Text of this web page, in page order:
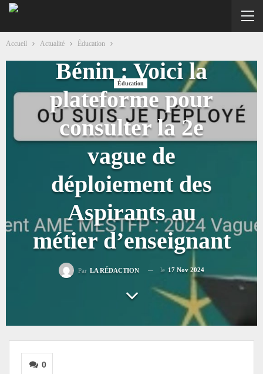
Accueil Actualité Éducation
Éducation
secondaire au
Bénin : Voici la
plateforme pour
consulter la 2e
vague de
déploiement des
Aspirants au
métier d’enseignant
Par LA RÉDACTION le 17 Nov 2024
0